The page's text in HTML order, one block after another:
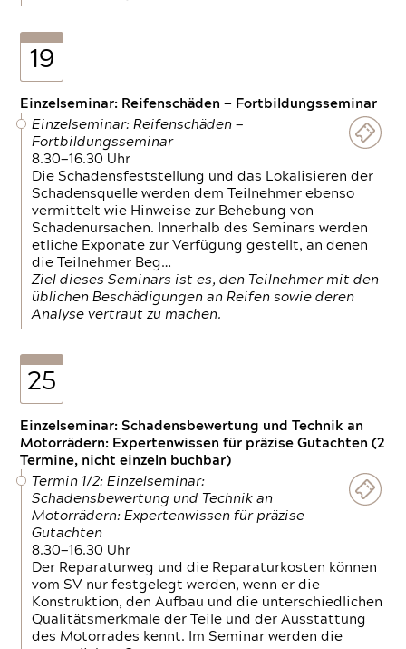
19
Einzelseminar: Reifenschäden — Fortbildungsseminar
Einzelseminar: Reifenschäden —
Fortbildungsseminar
8.30—16.30 Uhr
Die Schadensfeststellung und das Lokalisieren der
Schadensquelle werden dem Teilnehmer ebenso
vermittelt wie Hinweise zur Behebung von
Schadenursachen. Innerhalb des Seminars werden
etliche Exponate zur Verfügung gestellt, an denen
die Teilnehmer Beg…
Ziel dieses Seminars ist es, den Teilnehmer mit den
üblichen Beschädigungen an Reifen sowie deren
Analyse vertraut zu machen.
25
Einzelseminar: Schadensbewertung und Technik an
Motorrädern: Expertenwissen für präzise Gutachten (2
Termine, nicht einzeln buchbar)
Termin 1/2: Einzelseminar:
Schadensbewertung und Technik an
Motorrädern: Expertenwissen für präzise
Gutachten
8.30—16.30 Uhr
Der Reparaturweg und die Reparaturkosten können
vom SV nur festgelegt werden, wenn er die
Konstruktion, den Aufbau und die unterschiedlichen
Qualitätsmerkmale der Teile und der Ausstattung
des Motorrades kennt. Im Seminar werden die